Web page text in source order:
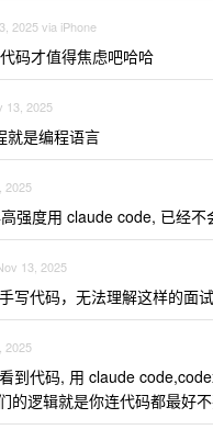
2025 via iPhone
码才值得焦虑吧哈哈
13, 2025
就是编程语言
2025
强度用 claude code, 已经不
13, 2025
写代码，无法理解这样的面试
2025
到代码, 用 claude
的逻辑就是你连代码都最好